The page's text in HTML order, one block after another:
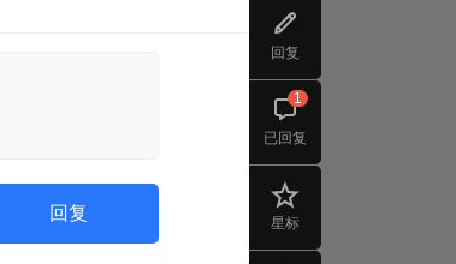
回复
已回复
1
星标
回复